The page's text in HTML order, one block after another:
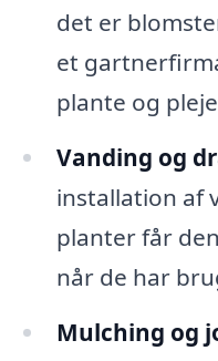
det er
et
plante og
Vanding og
installation af
planter får
når de har
Mulching og